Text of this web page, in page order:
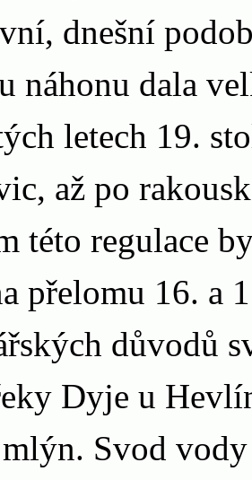
dnešní
náhonu dala
letech 19.
až po
této regulace
přelomu 16. a
důvodů
Dyje u
Svod